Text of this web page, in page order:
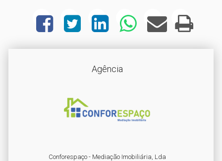
Agência
Conforespaço - Mediação Imobiliária, Lda